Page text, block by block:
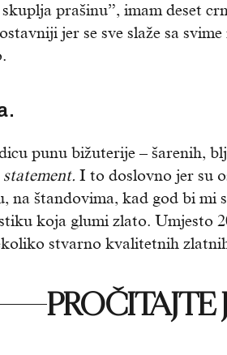
prašinu”, imam deset
jer se sve slaže sa
punu bižuterije – šarenih,
statement. I to doslovno jer su
na štandovima, kad god bi mi
koja glumi zlato. Umjesto
stvarno kvalitetnih
PROČITAJTE